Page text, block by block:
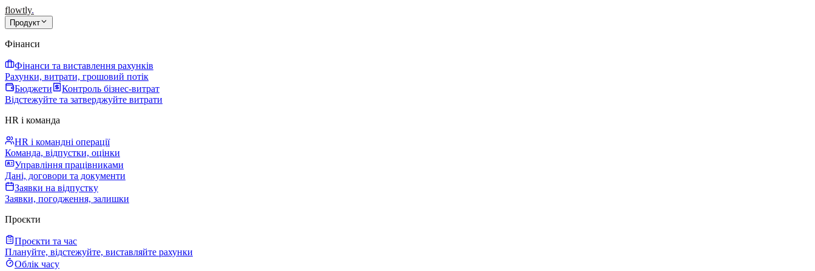
flowtly.
Продукт
Фінанси
Фінанси та виставлення рахунків
Рахунки, витрати, грошовий потік
Бюджети
Контроль бізнес-витрат
Відстежуйте та затверджуйте витрати
HR і команда
HR і командні операції
Команда, відпустки, оцінки
Управління працівниками
Дані, договори та документи
Заявки на відпустку
Заявки, погодження, залишки
Проєкти
Проєкти та час
Плануйте, відстежуйте, виставляйте рахунки
Облік часу